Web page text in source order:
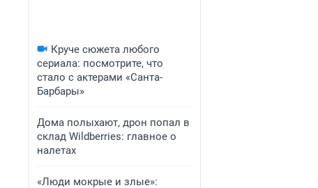
Круче сюжета любого
сериала: посмотрите, что
стало с актерами «Санта-
Барбары»
Дома полыхают, дрон попал в
склад Wildberries: главное о
налетах
«Люди мокрые и злые»: